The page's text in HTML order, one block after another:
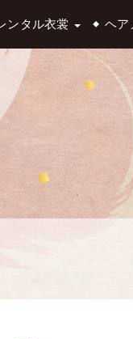
ンタル衣裳 ヘア